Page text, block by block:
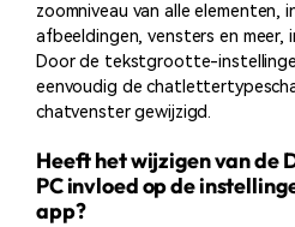
zoomniveau van alle elementen,
afbeeldingen, vensters en meer,
Door de tekstgrootte-
eenvoudig de
chatvenster gewijzigd.
Heeft het wijzigen van de
PC invloed op de
app?